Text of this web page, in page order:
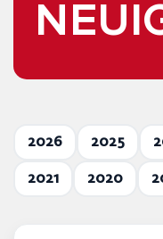
2026 2025
2021 2020